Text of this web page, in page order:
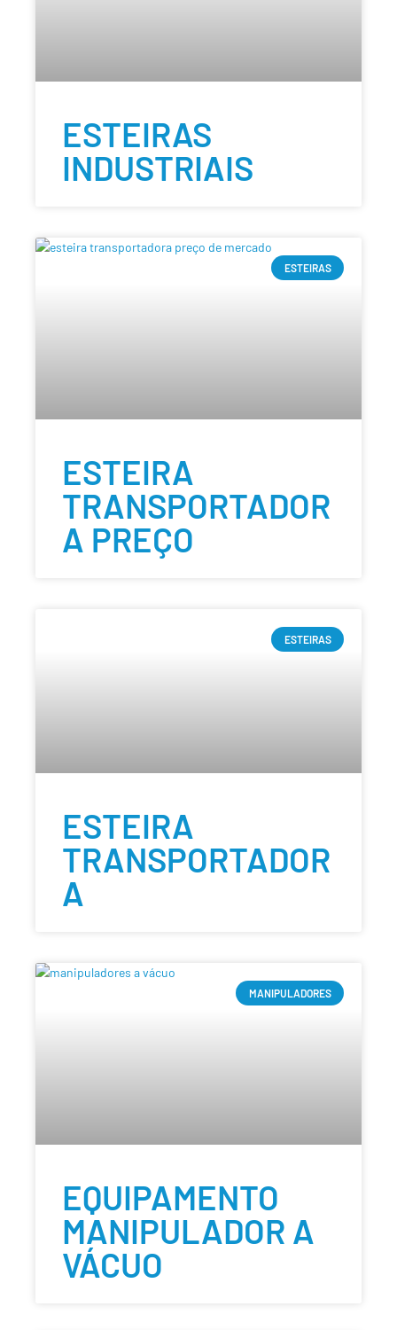
ESTEIRAS
INDUSTRIAIS
ESTEIRAS
ESTEIRA
TRANSPORTADOR
A PREÇO
ESTEIRAS
ESTEIRA
TRANSPORTADOR
A
MANIPULADORES
EQUIPAMENTO
MANIPULADOR A
VÁCUO